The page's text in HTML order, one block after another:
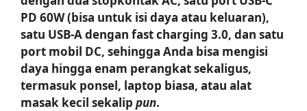
PD 60W (bisa untuk isi daya atau keluaran),
satu USB-A dengan fast charging 3.0, dan satu
port mobil DC, sehingga Anda bisa mengisi
daya hingga enam perangkat sekaligus,
termasuk ponsel, laptop biasa, atau alat
masak kecil sekalip pun.